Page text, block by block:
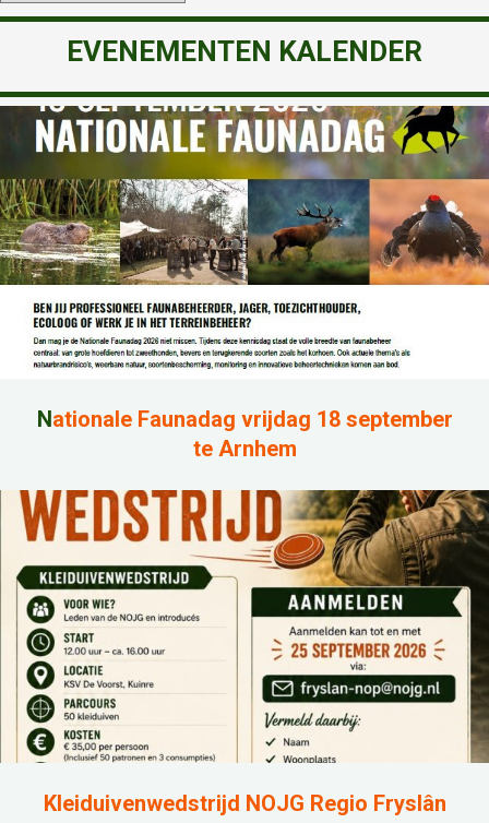
EVENEMENTEN KALENDER
Nationale Faunadag vrijdag 18 september
te Arnhem
Kleiduivenwedstrijd NOJG Regio Fryslân